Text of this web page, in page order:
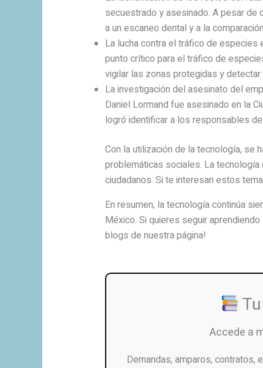
secuestrado y asesinado. A pesar de
a un escaneo dental y a la
La lucha contra el tráfico de
punto crítico para el tráfico de
vigilar las zonas protegidas y
La investigación del asesinato del
Daniel Lormand fue asesinado en la
logró identificar a los responsables
Con la utilización de la tecnología, se
problemáticas sociales. La tecnología
ciudadanos. Si te interesan estos
En resumen, la tecnología continúa
México. Si quieres seguir
blogs de nuestra página!
Accede a
Demandas, amparos, contratos,